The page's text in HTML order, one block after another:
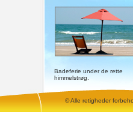
Badeferie under de rette
himmelstrøg.
© Alle retigheder